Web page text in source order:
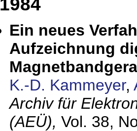
1984
Ein neues
Aufzeichnung
K.-D. Kammeyer,
Archiv für
(AEÜ), Vol. 38,